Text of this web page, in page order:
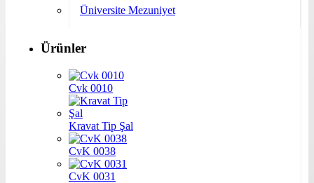
Üniversite Mezuniyet
Ürünler
Cvk 0010
Kravat Tip Şal
CvK 0038
CvK 0031